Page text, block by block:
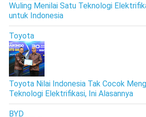
Wuling Menilai Satu Teknologi
untuk Indonesia
Toyota
Toyota Nilai Indonesia Tak Cocok
Teknologi Elektrifikasi, Ini Alasannya
BYD